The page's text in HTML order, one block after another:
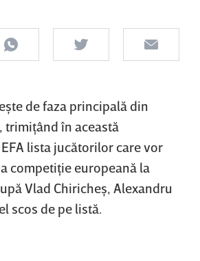
de faza principală din
trimiţând în această
lista jucătorilor care vor
competiţie europeană la
Vlad Chiricheş, Alexandru
scos de pe listă.